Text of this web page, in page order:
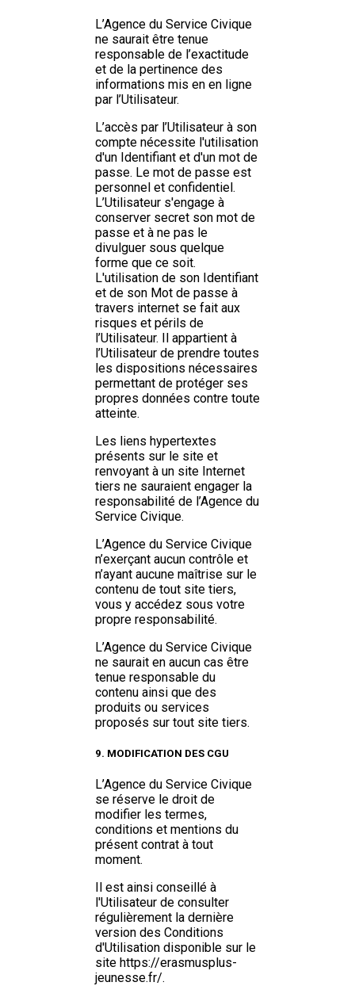
L’Agence du Service Civique
ne saurait être tenue
responsable de l’exactitude
et de la pertinence des
informations mis en en ligne
par l’Utilisateur.
L’accès par l’Utilisateur à son
compte nécessite l'utilisation
d'un Identifiant et d'un mot de
passe. Le mot de passe est
personnel et confidentiel.
L’Utilisateur s'engage à
conserver secret son mot de
passe et à ne pas le
divulguer sous quelque
forme que ce soit.
L'utilisation de son Identifiant
et de son Mot de passe à
travers internet se fait aux
risques et périls de
l’Utilisateur. Il appartient à
l’Utilisateur de prendre toutes
les dispositions nécessaires
permettant de protéger ses
propres données contre toute
atteinte.
Les liens hypertextes
présents sur le site et
renvoyant à un site Internet
tiers ne sauraient engager la
responsabilité de l’Agence du
Service Civique.
L’Agence du Service Civique
n’exerçant aucun contrôle et
n’ayant aucune maîtrise sur le
contenu de tout site tiers,
vous y accédez sous votre
propre responsabilité.
L’Agence du Service Civique
ne saurait en aucun cas être
tenue responsable du
contenu ainsi que des
produits ou services
proposés sur tout site tiers.
9. MODIFICATION DES CGU
L’Agence du Service Civique
se réserve le droit de
modifier les termes,
conditions et mentions du
présent contrat à tout
moment.
Il est ainsi conseillé à
l'Utilisateur de consulter
régulièrement la dernière
version des Conditions
d'Utilisation disponible sur le
site https://erasmusplus-
jeunesse.fr/.